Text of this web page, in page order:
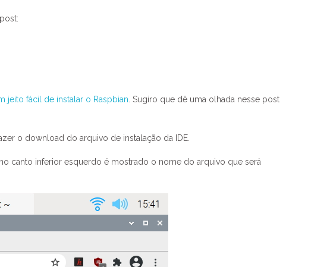
jeito fácil de instalar o Raspbian . Sugiro que dê uma olhada nesse post
o download do arquivo de instalação da IDE.
canto inferior esquerdo é mostrado o nome do arquivo que será